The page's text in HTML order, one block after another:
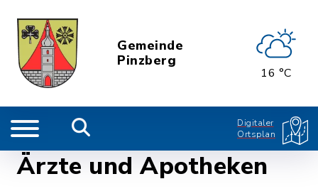
Gemeinde
Pinzberg
16 °C
Digitaler
Ortsplan
Ärzte und Apotheken